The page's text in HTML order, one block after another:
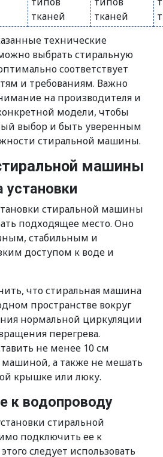
тканей
тканей
технические
выбрать стиральную
соответствует
и требованиям. Важно
на производителя и
модели, чтобы
выбор и быть уверенным
стиральной машины.
машины
стиральной машины
подходящее место. Оно
стабильным и
доступом к воде и
что стиральная машина
пространстве вокруг
нормальной циркуляции
перегрева.
не менее 10 см
а также не мешать
крышке или люку.
к водопроводу
стиральной
подключить ее к
следует использовать